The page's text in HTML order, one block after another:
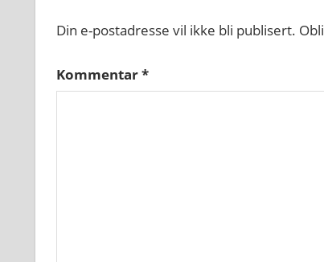
Din e-postadresse vil ikke bli publisert.
Kommentar*